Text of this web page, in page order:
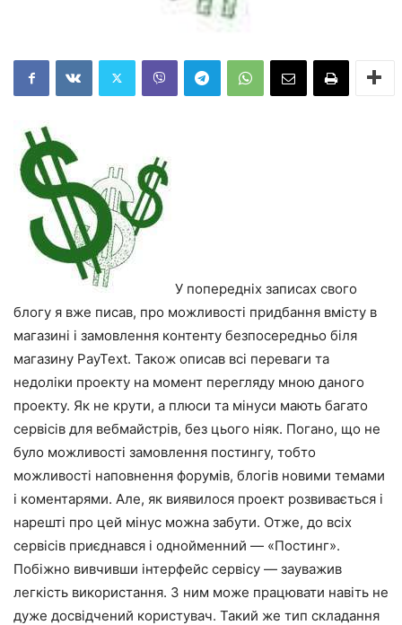
У попередніх записах свого
блогу я вже писав, про можливості придбання вмісту в
магазині і замовлення контенту безпосередньо біля
магазину PayText. Також описав всі переваги та
недоліки проекту на момент перегляду мною даного
проекту. Як не крути, а плюси та мінуси мають багато
сервісів для вебмайстрів, без цього ніяк. Погано, що не
було можливості замовлення постингу, тобто
можливості наповнення форумів, блогів новими темами
і коментарями. Але, як виявилося проект розвивається і
нарешті про цей мінус можна забути. Отже, до всіх
сервісів приєднався і однойменний — «Постинг».
Побіжно вивчивши інтерфейс сервісу — зауважив
легкість використання. З ним може працювати навіть не
дуже досвідчений користувач. Такий же тип складання